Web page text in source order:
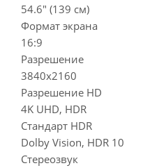
54.6" (139 см)
Формат экрана
16:9
Разрешение
3840x2160
Разрешение HD
4K UHD, HDR
Стандарт HDR
Dolby Vision, HDR 10
Стереозвук